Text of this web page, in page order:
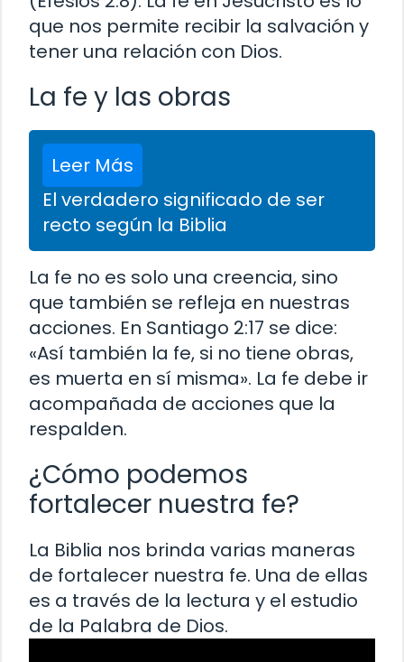
que nos permite recibir la salvación y
tener una relación con Dios.
La fe y las obras
Leer Más
El verdadero significado de ser
recto según la Biblia
La fe no es solo una creencia, sino
que también se refleja en nuestras
acciones. En Santiago 2:17 se dice:
«Así también la fe, si no tiene obras,
es muerta en sí misma». La fe debe ir
acompañada de acciones que la
respalden.
¿Cómo podemos
fortalecer nuestra fe?
La Biblia nos brinda varias maneras
de fortalecer nuestra fe. Una de ellas
es a través de la lectura y el estudio
de la Palabra de Dios.